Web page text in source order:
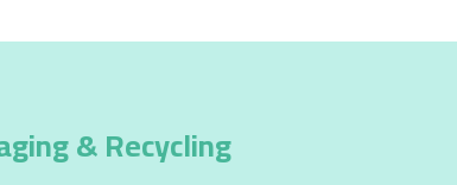
& Recycling